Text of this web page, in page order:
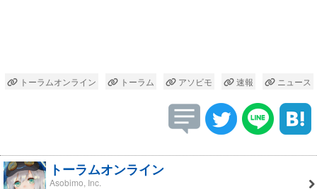
トーラムオンライン トーラム アソビモ 速報 ニュース
トーラムオンライン
Asobimo, Inc.